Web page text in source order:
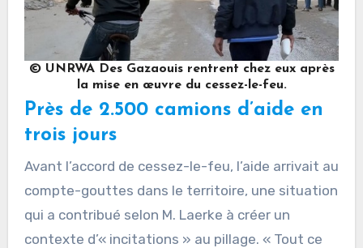
© UNRWA Des Gazaouis rentrent chez eux après
la mise en œuvre du cessez-le-feu.
Près de 2.500 camions d’aide en
trois jours
Avant l’accord de cessez-le-feu, l’aide arrivait au
compte-gouttes dans le territoire, une situation
qui a contribué selon M. Laerke à créer un
contexte d’« incitations » au pillage. « Tout ce